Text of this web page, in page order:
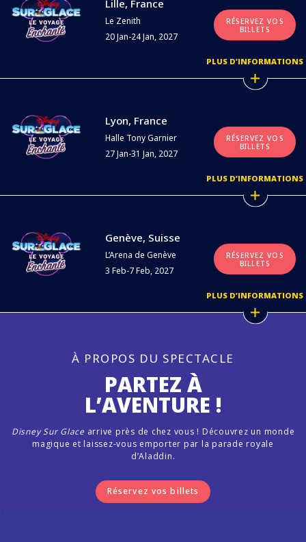
Lille, France
Le Zenith
20 Jan-24 Jan, 2027
RÉSERVEZ VOS
BILLETS
PLUS D’INFORMATIONS
Lyon, France
Halle Tony Garnier
27 Jan-31 Jan, 2027
RÉSERVEZ VOS
BILLETS
PLUS D’INFORMATIONS
Genève, Suisse
L’Arena de Genève
3 Feb-7 Feb, 2027
RÉSERVEZ VOS
BILLETS
PLUS D’INFORMATIONS
PARTEZ À
L’AVENTURE !
À PROPOS DU SPECTACLE
Disney Sur Glace arrive près de chez vous ! Découvrez un monde
magique et laissez-vous emporter par la parade royale
d’Aladdin.
Réservez vos billets